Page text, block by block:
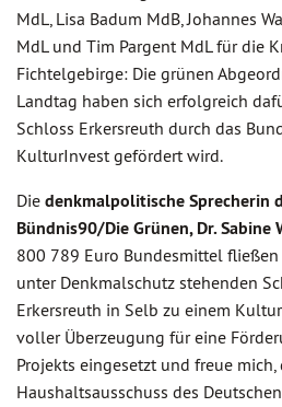
MdL, Lisa Badum MdB, Johannes
MdL und Tim Pargent MdL für die
Fichtelgebirge: Die grünen
Landtag haben sich erfolgreich
Schloss Erkersreuth durch das
KulturInvest gefördert wird.
Die denkmalpolitische Sprecherin
Bündnis90/Die Grünen, Dr. Sabine
800 789 Euro Bundesmittel
unter Denkmalschutz stehenden
Erkersreuth in Selb zu einem
voller Überzeugung für eine
Projekts eingesetzt und freue mich,
Haushaltsausschuss des